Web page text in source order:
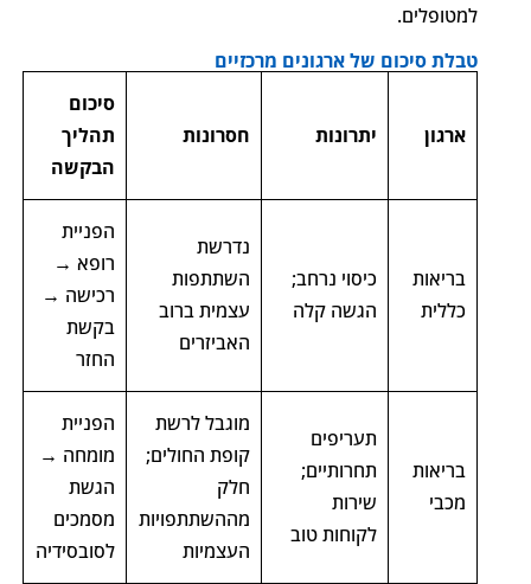
למטופלים.
טבלת סיכום של ארגונים מרכזיים
ארגון יתרונות חסרונות
סיכום
תהליך
הבקשה
בריאות
כללית
כיסוי נרחב;
הגשה קלה
נדרשת
השתתפות
עצמית ברוב
האביזרים
הפניית
רופא →
רכישה →
בקשת
החזר
בריאות
מכבי
תעריפים
תחרותיים;
שירות
לקוחות טוב
מוגבל לרשת
קופת החולים;
חלק
מההשתתפויות
העצמיות
הפניית
מומחה →
הגשת
מסמכים
לסובסידיה